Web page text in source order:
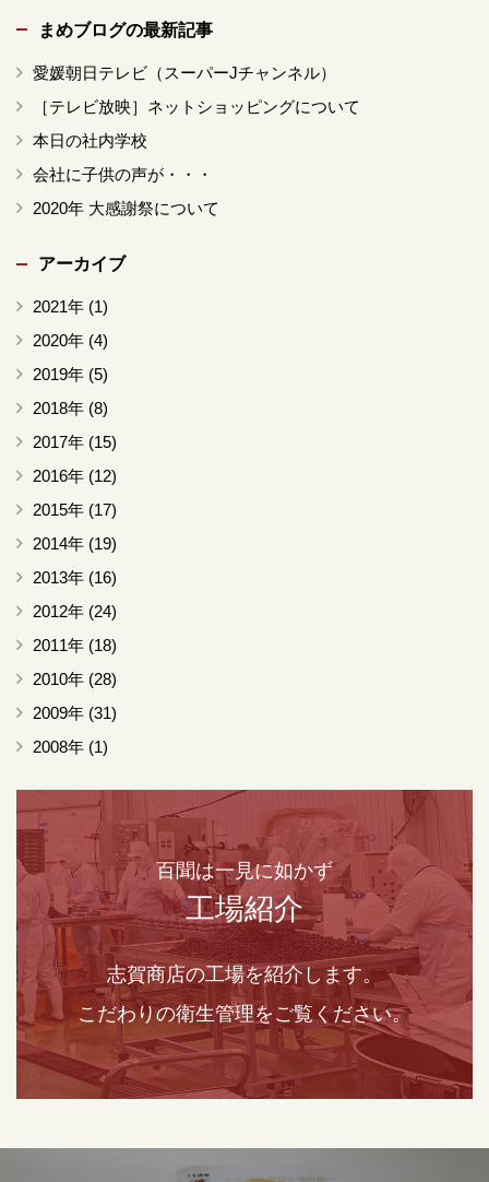
まめブログの最新記事
愛媛朝日テレビ（スーパーJチャンネル）
［テレビ放映］ネットショッピングについて
本日の社内学校
会社に子供の声が・・・
2020年 大感謝祭について
アーカイブ
2021年 (1)
2020年 (4)
2019年 (5)
2018年 (8)
2017年 (15)
2016年 (12)
2015年 (17)
2014年 (19)
2013年 (16)
2012年 (24)
2011年 (18)
2010年 (28)
2009年 (31)
2008年 (1)
百聞は一見に如かず
工場紹介
志賀商店の工場を紹介します。
こだわりの衛生管理をご覧ください。